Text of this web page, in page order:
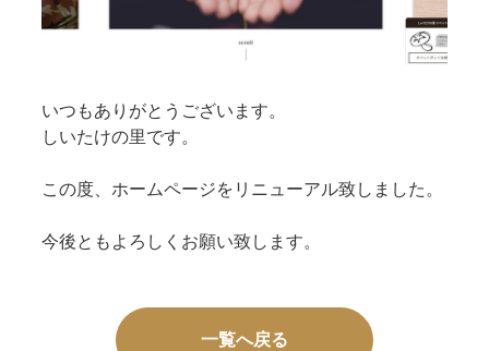
いつもありがとうございます。
しいたけの里です。
この度、ホームページをリニューアル致しました。
今後ともよろしくお願い致します。
一覧へ戻る